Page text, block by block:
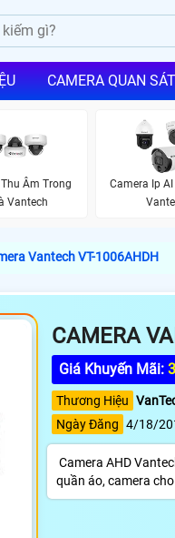
CAMERA QUAN SÁT
Âm Trong
Vantech
Camera Ip
Vantech VT-1006AHDH
CAMERA
Giá Khuyến Mãi:
Thương Hiệu
Ngày Đăng 4/18/
Camera AHD
quần áo, camera